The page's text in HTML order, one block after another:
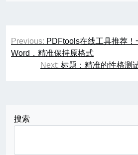
文
章
Previous: PDFtools在线工具推荐！
Word，精准保持原格式
Next: 标题：精准的性格测
搜索